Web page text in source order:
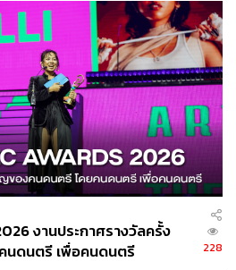
ำงานเป็นคนถือป้ายโฆษณาคอนโด
ำให้เรียนรู้ว่าชีวิตที่เลือกไม่ได้แม้
นเจ็บปวดมากขนาดไหน เขาเลย
รทำเพลงอย่างบ้าคลั่ง เหมือนอีก
น มันถึงเวลา ได้สิ่งที่กูต้องการ”
เป็นช่วงเวลาของ YOUNGOHM
งานประกาศรางวัลครั้ง
ดนตรี เพื่อคนดนตรี
228